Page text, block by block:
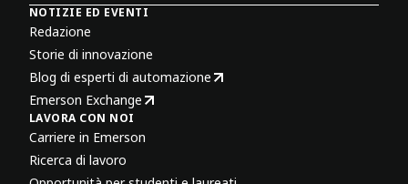
NOTIZIE ED EVENTI
Redazione
Storie di innovazione
Blog di esperti di automazione
Emerson Exchange
LAVORA CON NOI
Carriere in Emerson
Ricerca di lavoro